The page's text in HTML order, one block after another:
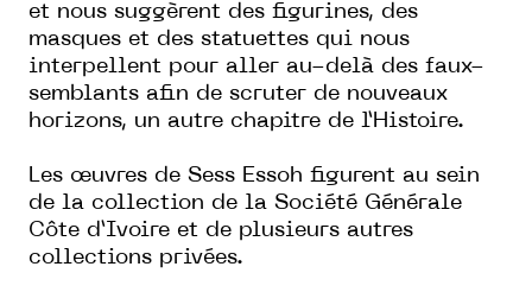
et nous suggèrent des figurines, des
masques et des statuettes qui nous
interpellent pour aller au-delà des faux-
semblants afin de scruter de nouveaux
horizons, un autre chapitre de l’Histoire.
Les œuvres de Sess Essoh figurent au sein
de la collection de la Société Générale
Côte d’Ivoire et de plusieurs autres
collections privées.